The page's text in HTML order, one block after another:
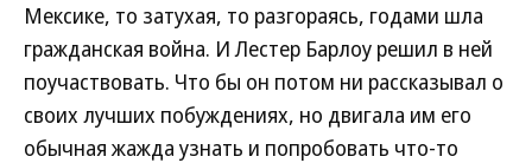
Мексике, то затухая, то разгораясь, годами шла
гражданская война. И Лестер Барлоу решил в ней
поучаствовать. Что бы он потом ни рассказывал о
своих лучших побуждениях, но двигала им его
обычная жажда узнать и попробовать что-то